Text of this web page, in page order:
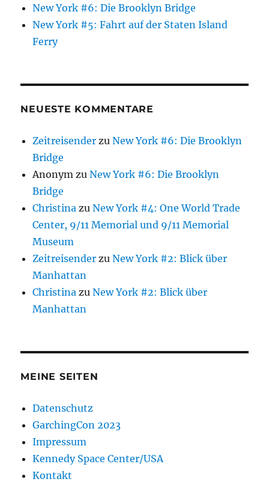
New York #6: Die Brooklyn Bridge
New York #5: Fahrt auf der Staten Island
Ferry
NEUESTE KOMMENTARE
Zeitreisender zuNew York #6: Die Brooklyn
Bridge
Anonym zuNew York #6: Die Brooklyn
Bridge
Christina zuNew York #4: One World Trade
Center, 9/11 Memorial und 9/11 Memorial
Museum
Zeitreisender zuNew York #2: Blick über
Manhattan
Christina zuNew York #2: Blick über
Manhattan
MEINE SEITEN
Datenschutz
GarchingCon 2023
Impressum
Kennedy Space Center/USA
Kontakt